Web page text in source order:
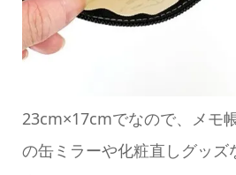
23cm×17cmでなので、メモ
の缶ミラーや化粧直しグッズ